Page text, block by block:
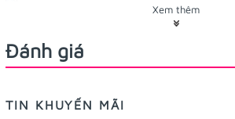
tương đối cộm nếu để ví, thay vào
Tuy hình dạng này hơi khó, nhưng
Xem thêm
Đánh giá
TIN KHUYẾN MÃI